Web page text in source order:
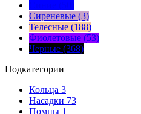
Сиреневые (3)
Телесные (188)
Фиолетовые (53)
Черные (368)
Подкатегории
Кольца 3
Насадки 73
Помпы 1